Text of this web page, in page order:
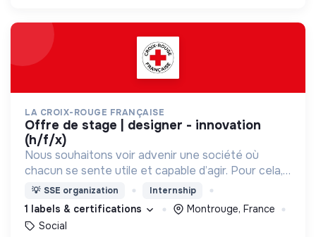
LA CROIX-ROUGE FRANÇAISE
offre de stage | designer - innovation
(h/f/x)
Nous souhaitons voir advenir une société où
chacun se sente utile et capable d’agir. Pour cela,
nous proposons des moyens et des lieux
d’engagement innovants et adaptés à tous.
💡 SSE organization Internship
1 labels & certifications
Montrouge, France
Social